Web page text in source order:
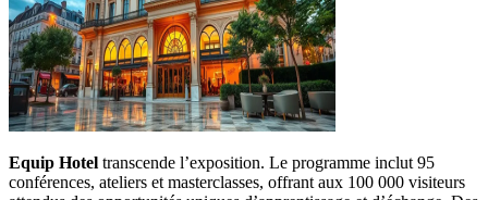
Equip Hotel transcende l’exposition. Le programme inclut 95
conférences, ateliers et masterclasses, offrant aux 100 000 visiteurs